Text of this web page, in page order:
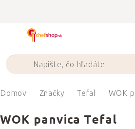
Domov Značky Tefal WOK
WOK panvica Tefal